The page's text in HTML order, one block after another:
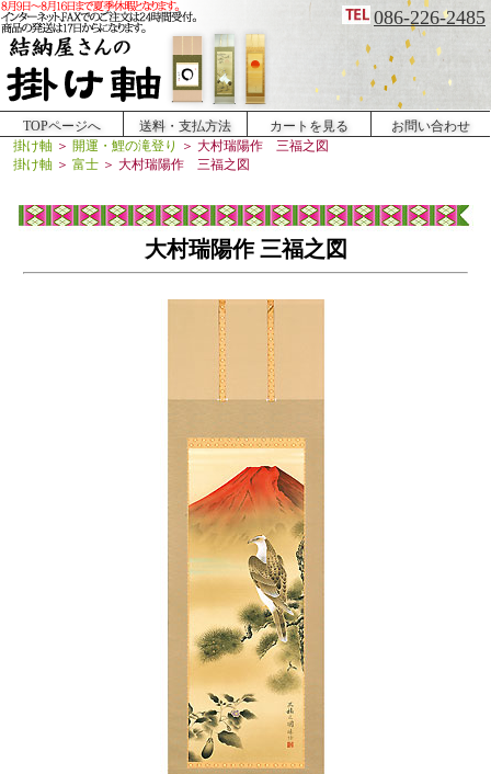
086-226-2485
TOPページへ 送料・支払方法 カートを見る
お問い合わせ
掛け軸 ＞ 開運・鯉の滝登り ＞ 大村瑞陽作 三福之図
掛け軸 ＞ 富士 ＞ 大村瑞陽作 三福之図
大村瑞陽作 三福之図